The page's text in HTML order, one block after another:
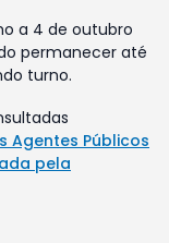
a 4 de outubro
permanecer até
turno.
Agentes Públicos
pela